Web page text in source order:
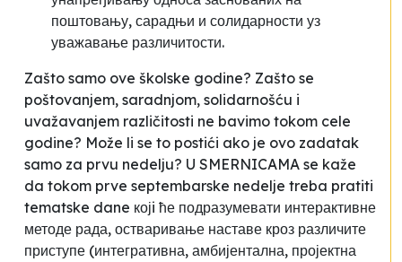
поштовању, сарадњи и солидарности уз
уважавање различитости.
Zašto samo ove školske godine? Zašto se
poštovanjem, saradnjom, solidarnošću i
uvažavanjem različitosti ne bavimo tokom cele
godine? Može li se to postići ako je ovo zadatak
samo za prvu nedelju? U SMERNICAMA se kaže
da tokom prve septembarske nedelje treba pratiti
tematske dane којi ће подразумевати интерактивне
методе рада, остваривање наставе кроз различите
приступе (интегративна, амбијентална, пројектна